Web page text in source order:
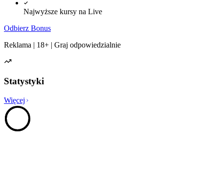
Najwyższe kursy na Live
Odbierz Bonus
Reklama | 18+ | Graj odpowiedzialnie
Statystyki
Więcej